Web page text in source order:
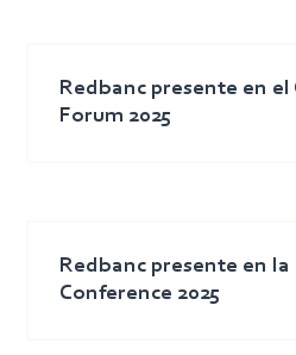
Redbanc presente en el
Forum 2025
Redbanc presente en la
Conference 2025